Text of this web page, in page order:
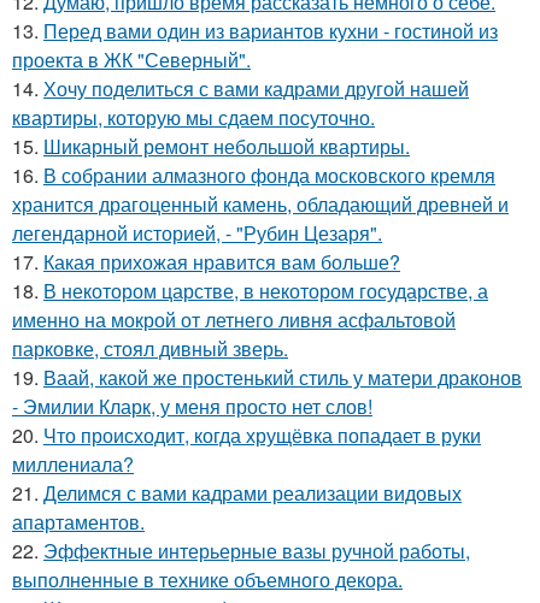
13. Перед вами один из вариантов кухни - гостиной из
проекта в ЖК "Северный".
14. Хочу поделиться с вами кадрами другой нашей
квартиры, которую мы сдаем посуточно.
15. Шикарный ремонт небольшой квартиры.
16. В собрании алмазного фонда московского кремля
хранится драгоценный камень, обладающий древней и
легендарной историей, - "Рубин Цезаря".
17. Какая прихожая нравится вам больше?
18. В некотором царстве, в некотором государстве, а
именно на мокрой от летнего ливня асфальтовой
парковке, стоял дивный зверь.
19. Ваай, какой же простенький стиль у матери драконов
- Эмилии Кларк, у меня просто нет слов!
20. Что происходит, когда хрущёвка попадает в руки
миллениала?
21. Делимся с вами кадрами реализации видовых
апартаментов.
22. Эффектные интерьерные вазы ручной работы,
выполненные в технике объемного декора.